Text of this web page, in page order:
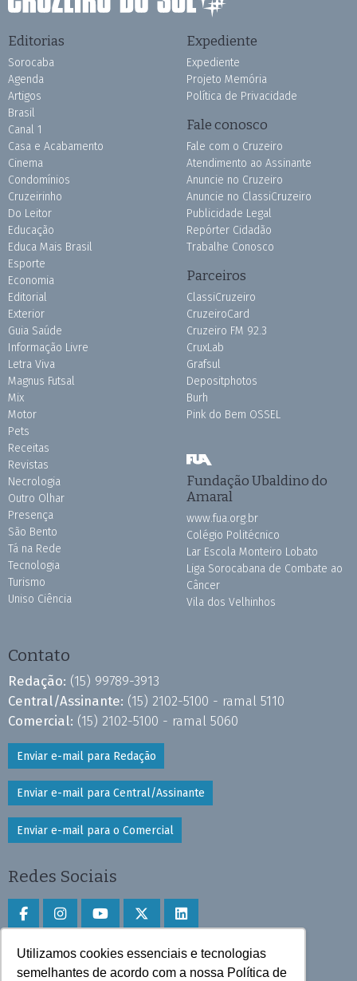
Utilizamos cookies essenciais e tecnologias
semelhantes de acordo com a nossa Política de
Editorias
Sorocaba
Agenda
Artigos
Brasil
Canal 1
Casa e Acabamento
Cinema
Condomínios
Cruzeirinho
Do Leitor
Educação
Educa Mais Brasil
Esporte
Economia
Editorial
Exterior
Guia Saúde
Informação Livre
Letra Viva
Magnus Futsal
Mix
Motor
Pets
Receitas
Revistas
Necrologia
Outro Olhar
Presença
São Bento
Tá na Rede
Tecnologia
Turismo
Uniso Ciência
Expediente
Expediente
Projeto Memória
Política de Privacidade
Fale conosco
Fale com o Cruzeiro
Atendimento ao Assinante
Anuncie no Cruzeiro
Anuncie no ClassiCruzeiro
Publicidade Legal
Repórter Cidadão
Trabalhe Conosco
Parceiros
ClassiCruzeiro
CruzeiroCard
Cruzeiro FM 92.3
CruxLab
Grafsul
Depositphotos
Burh
Pink do Bem OSSEL
Fundação Ubaldino do
Amaral
www.fua.org.br
Colégio Politécnico
Lar Escola Monteiro Lobato
Liga Sorocabana de Combate ao
Câncer
Vila dos Velhinhos
Contato
Redação: (15) 99789-3913
Central/Assinante: (15) 2102-5100 - ramal 5110
Comercial: (15) 2102-5100 - ramal 5060
Enviar e-mail para Redação
Enviar e-mail para Central/Assinante
Enviar e-mail para o Comercial
Redes Sociais
Faça download do aplicativo